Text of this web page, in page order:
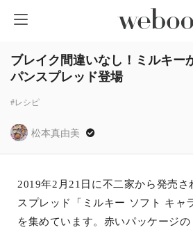
ブレイク間違いなし！ミルキー
パンスプレッド登場
#レシピ
松本真由美
2019年2月21日に不二家から発売さ
スプレッド「ミルキー ソフト キャ
を集めています。赤いパッケージの